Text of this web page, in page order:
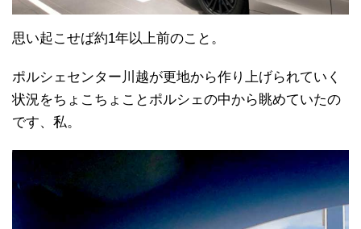
思い起こせば約1年以上前のこと。
ポルシェセンター川越が更地から作り上げられていく
状況をちょこちょことポルシェの中から眺めていたの
です、私。